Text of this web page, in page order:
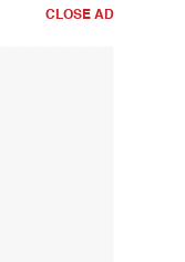
CLOSE AD